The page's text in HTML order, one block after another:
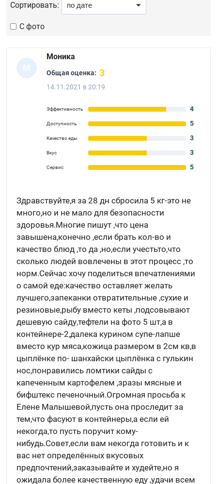
С фото
Сортировать:
М
Моника
Общая оценка: 3
14.11.2021 в 20:19
Эффективность 4
Доступность 5
Качество еды 3
Вкус 3
Сервис 5
Здравствуйте,я за 28 дн сбросила 5 кг-это не
много,но и не мало для безопасности
здоровья.Многие пишут ,что цена
завышена,конечно ,если брать кол-во и
качество блюд ,то да ,но,если учестьто,что
сколько людей вовлечены в этот процесс ,то
норм.Сейчас хочу поделиться впечатлениями
о самой еде:качество оставляет желать
лучшего,запеканки отвратительные ,сухие и
резиновые,рыбу вместо кеты ,подсовывают
дешевую сайду,тефтели на фото 5 шт,а в
контейнере-2,далека курином супе-лапше
вместо кур мяса,кожица размером в 2см кв,в
цыплёнке по- шанхайски цыплёнка с гулькин
нос,понравились ломтики сайды с
капеченным картофелем ,зразы мясные и
бифштекс печеночный.Огромная просьба к
Елене Малышевой,пусть она проследит за
тем,что фасуют в контейнеры,а если ей
некогда,то пусть поручит кому-
нибудь.Совет,если вам некогда готовить и к
вас нет определённых вкусовых
предпочтений,заказывайте и худейте,но я
ожидала более качественную еду ,удачи всем